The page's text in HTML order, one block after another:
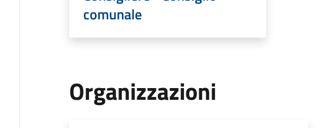
comunale
Organizzazioni